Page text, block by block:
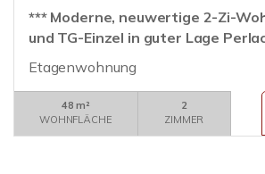
*** Moderne, neuwertige 2-Zi-
und TG-Einzel in guter Lage
Etagenwohnung
48 m²
WOHNFLÄCHE
2
ZIMMER